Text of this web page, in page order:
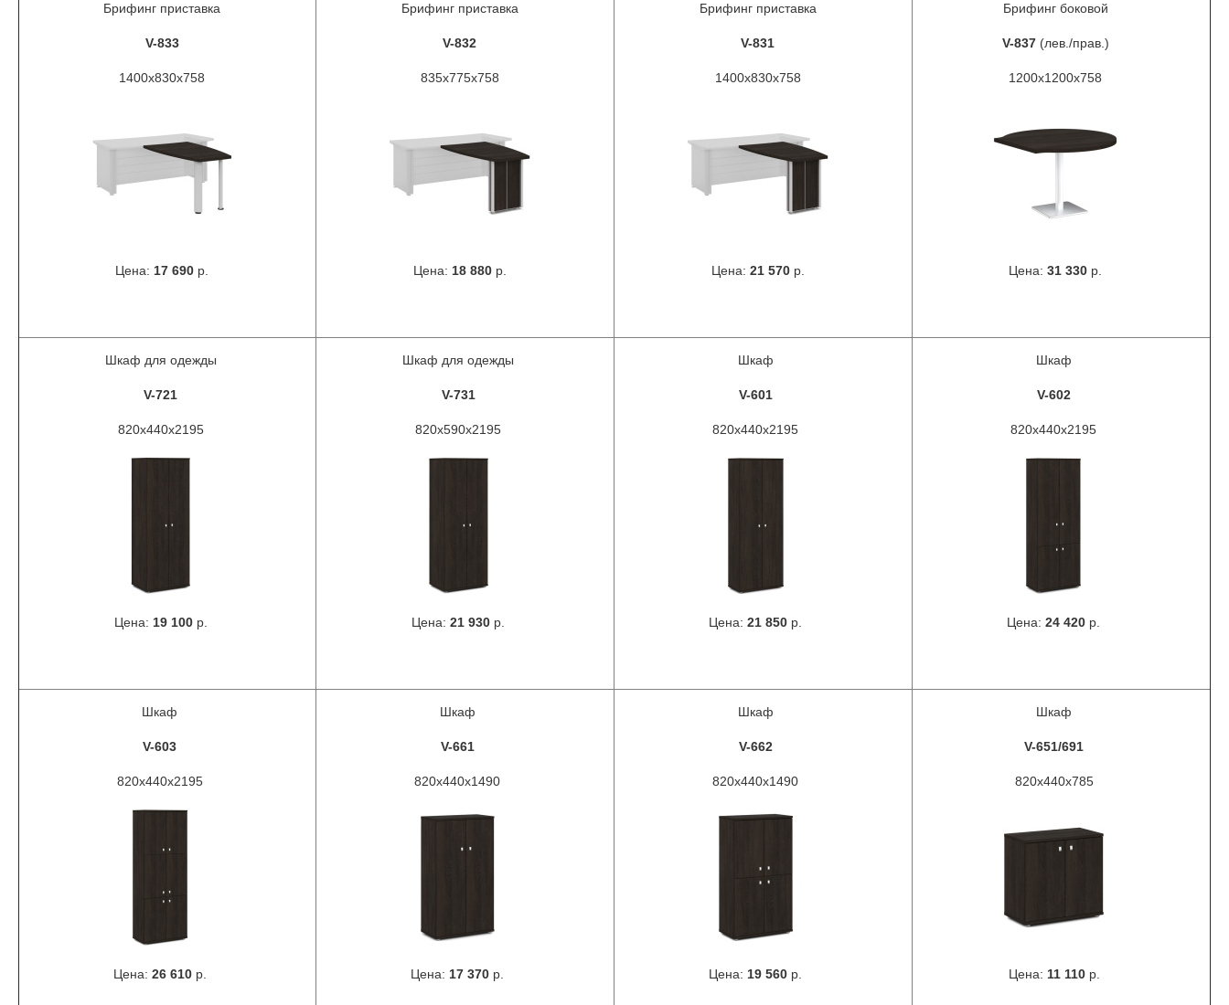
Брифинг приставка
V-833
1400x830x758
Цена: 17 690 р.
Брифинг приставка
V-832
835х775х758
Цена: 18 880р.
Брифинг приставка
V-831
1400х830х758
Цена: 21 570р.
Брифинг боковой
V-837(лев./прав.)
1200х1200х758
Цена: 31 330 р.
Шкаф для одежды
V-721
820х440х2195
Цена: 19 100р.
Шкаф для одежды
V-731
820х590х2195
Цена: 21 930 р.
Шкаф
V-601
820х440х2195
Цена: 21 850 р.
Шкаф
V-602
820x440x2195
Цена: 24 420 р.
Шкаф
V-603
820x440x2195
Цена: 26 610р.
Шкаф
V-661
820х440х1490
Цена: 17 370 р.
Шкаф
V-662
820х440х1490
Цена: 19 560 р.
Шкаф
V-651/691
820x440x785
Цена: 11 110р.